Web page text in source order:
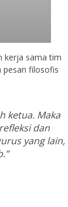
kerja sama tim
pesan filosofis
ketua. Maka
dan
yang lain,